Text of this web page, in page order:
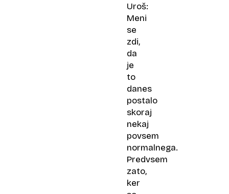
Uroš:
Meni
se
zdi,
da
je
to
danes
postalo
skoraj
nekaj
povsem
normalnega.
Predvsem
zato,
ker